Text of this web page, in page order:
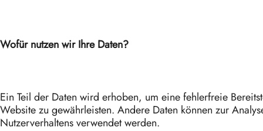
Wofür nutzen wir Ihre Daten?
Ein Teil der Daten wird erhoben, um eine fehlerfreie
Website zu gewährleisten. Andere Daten können zur
Nutzerverhaltens verwendet werden.